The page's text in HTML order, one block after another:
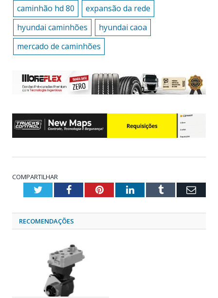
caminhão hd 80
expansão da rede
hyundai caminhões
hyundai caoa
mercado de caminhões
COMPARTILHAR
TwitterFacebookPinterestLinkedInTumblr
RECOMENDAÇÕES